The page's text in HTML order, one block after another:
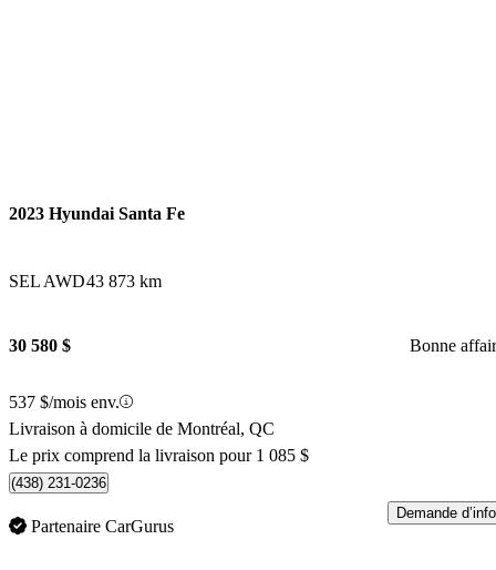
2023 Hyundai Santa Fe
SEL AWD43 873 km
30 580 $ Bonne
537 $/mois env.
Livraison à domicile de Montréal, QC
Le prix comprend la livraison pour 1 085 $
(438) 231-0236
Partenaire CarGurus
Demande d’info